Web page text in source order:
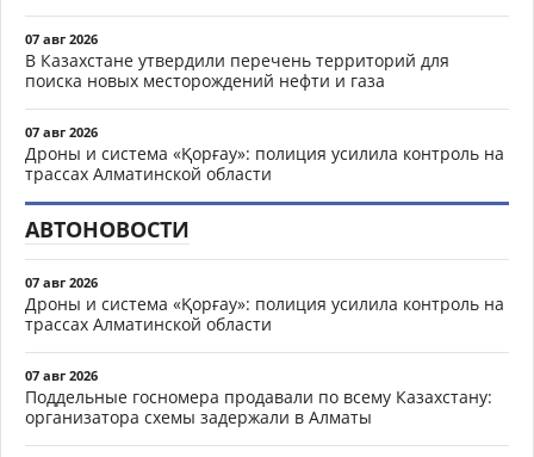
07 авг 2026
В Казахстане утвердили перечень территорий для
поиска новых месторождений нефти и газа
07 авг 2026
Дроны и система «Қорғау»: полиция усилила контроль на
трассах Алматинской области
АВТОНОВОСТИ
07 авг 2026
Дроны и система «Қорғау»: полиция усилила контроль на
трассах Алматинской области
07 авг 2026
Поддельные госномера продавали по всему Казахстану:
организатора схемы задержали в Алматы